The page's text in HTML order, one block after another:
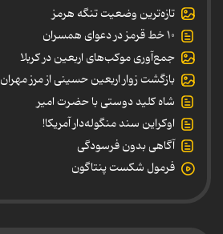
تازه‌ترین وضعیت تنگه هرمز
۱۰ خط قرمز در دعوای همسران
جمع‌آوری موکب‌های اربعین در کربلا
بازگشت زوار اربعین حسینی از مرز مهران
شاه کلید دوستی با حضرت امیر
اوکراین سند منگوله‌دار آمریکا!
آگاهی بدون فرسودگی
فرمول شکست پنتاگون